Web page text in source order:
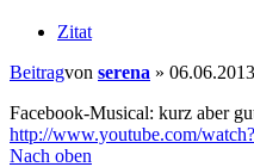
Zitat
Beitragvon serena »
Facebook-Musical: kurz aber
http://www.youtube.com/
Nach oben